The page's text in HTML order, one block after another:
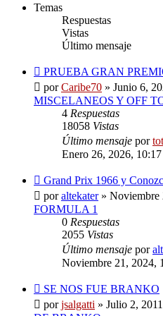
Temas
Respuestas
Vistas
Último mensaje
Nuevo
mensaje
PRUEBA GRAN
porCaribe70 » Junio 6,
MISCELANEOS Y OFF
4 Respuestas
18058 Vistas
Último mensaje por
Enero 26, 2026,
Nuevo
mensaje
Grand Prix 1966 y
poraltekater» Noviembre
FORMULA 1
0 Respuestas
2055 Vistas
Último mensaje por
Noviembre 21, 2024,
Nuevo
mensaje
SE NOS FUE BRANKO
porjsalgatti » Julio 2,